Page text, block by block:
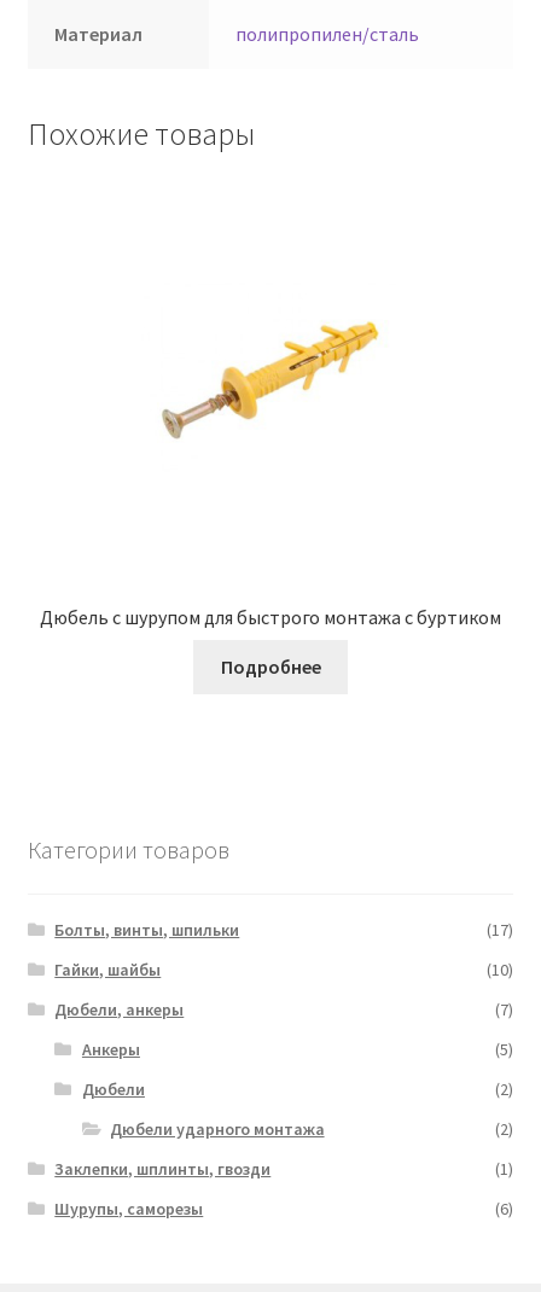
Материал полипропилен/сталь
Похожие товары
Дюбель с шурупом для быстрого монтажа с буртиком
Подробнее
Категории товаров
Болты, винты, шпильки
(17)
Гайки, шайбы
(10)
Дюбели, анкеры
(7)
Анкеры
(5)
Дюбели
(2)
Дюбели ударного монтажа
(2)
Заклепки, шплинты, гвозди
(1)
Шурупы, саморезы
(6)